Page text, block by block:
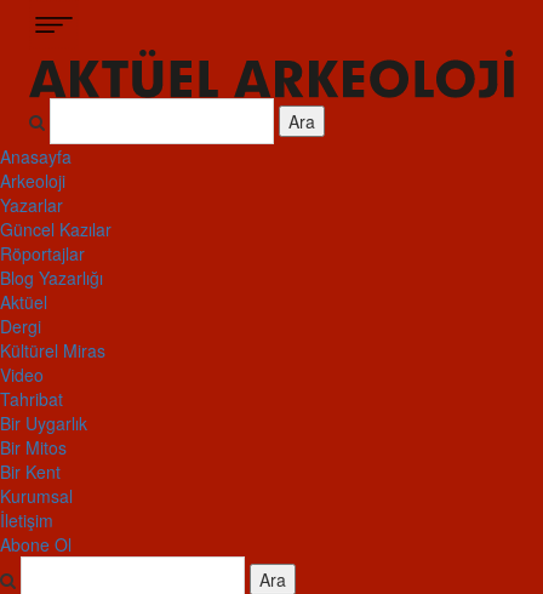
Ara
Anasayfa
Arkeoloji
Yazarlar
Güncel Kazılar
Röportajlar
Blog Yazarlığı
Aktüel
Dergi
Kültürel Miras
Video
Tahribat
Bir Uygarlık
Bir Mitos
Bir Kent
Kurumsal
İletişim
Abone Ol
Ara